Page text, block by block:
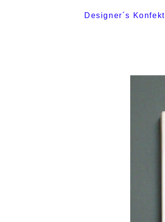
Designer´s Konfekt